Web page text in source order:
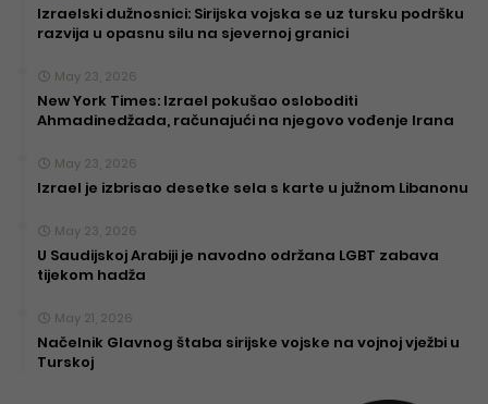
Izraelski dužnosnici: Sirijska vojska se uz tursku podršku
razvija u opasnu silu na sjevernoj granici
May 23, 2026
New York Times: Izrael pokušao osloboditi
Ahmadinedžada, računajući na njegovo vođenje Irana
May 23, 2026
Izrael je izbrisao desetke sela s karte u južnom Libanonu
May 23, 2026
U Saudijskoj Arabiji je navodno održana LGBT zabava
tijekom hadža
May 21, 2026
Načelnik Glavnog štaba sirijske vojske na vojnoj vježbi u
Turskoj